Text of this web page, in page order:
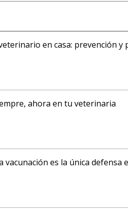
en casa: prevención
ahora en tu veterinaria
vacunación es la única defensa